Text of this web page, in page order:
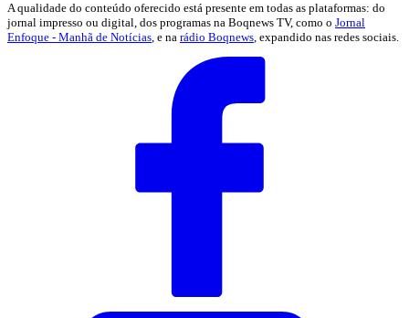
A qualidade do conteúdo oferecido está presente em todas as plataformas: do
jornal impresso ou digital, dos programas na Boqnews TV, como o Jornal
Enfoque - Manhã de Notícias , e na rádio Boqnews , expandido nas redes sociais.